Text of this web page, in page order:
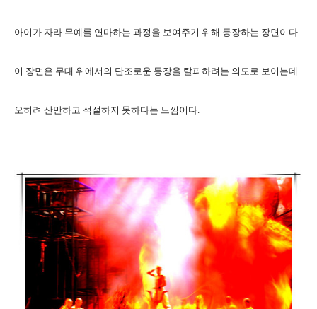
아이가 자라 무예를 연마하는 과정을 보여주기 위해 등장하는 장면이다.
이 장면은 무대 위에서의 단조로운 등장을 탈피하려는 의도로 보이는데
오히려 산만하고 적절하지 못하다는 느낌이다.